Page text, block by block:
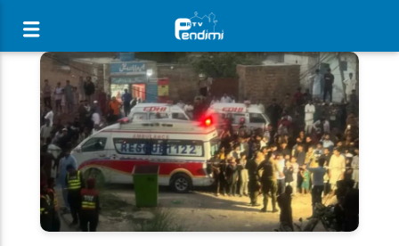
[There are no radio stations in the database]